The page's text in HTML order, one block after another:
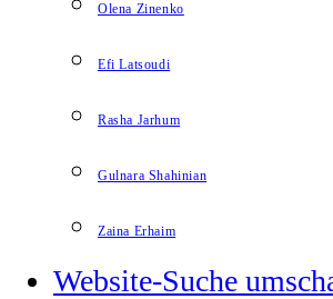
Olena Zinenko
Efi Latsoudi
Rasha Jarhum
Gulnara Shahinian
Zaina Erhaim
Website-Suche